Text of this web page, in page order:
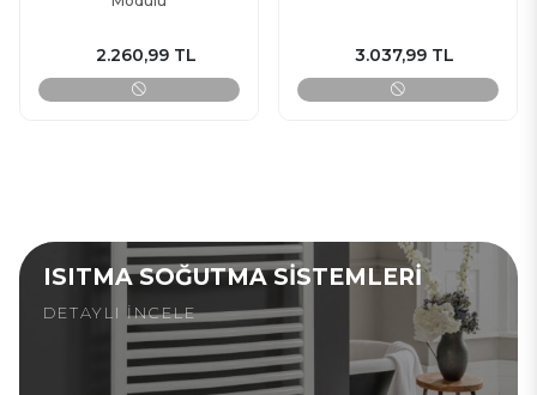
2.260,99 TL 3.037,99 TL
ISITMA SOĞUTMA SISTEMLERI
DETAYLI İNCELE